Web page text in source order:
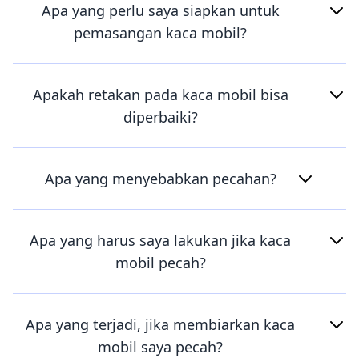
Apa yang perlu saya siapkan untuk
pemasangan kaca mobil?
Apakah retakan pada kaca mobil bisa
diperbaiki?
Apa yang menyebabkan pecahan?
Apa yang harus saya lakukan jika kaca
mobil pecah?
Apa yang terjadi, jika membiarkan kaca
mobil saya pecah?